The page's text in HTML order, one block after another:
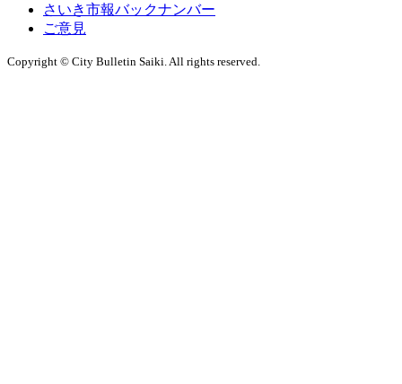
さいき市報バックナンバー
ご意見
Copyright © City Bulletin Saiki. All rights reserved.